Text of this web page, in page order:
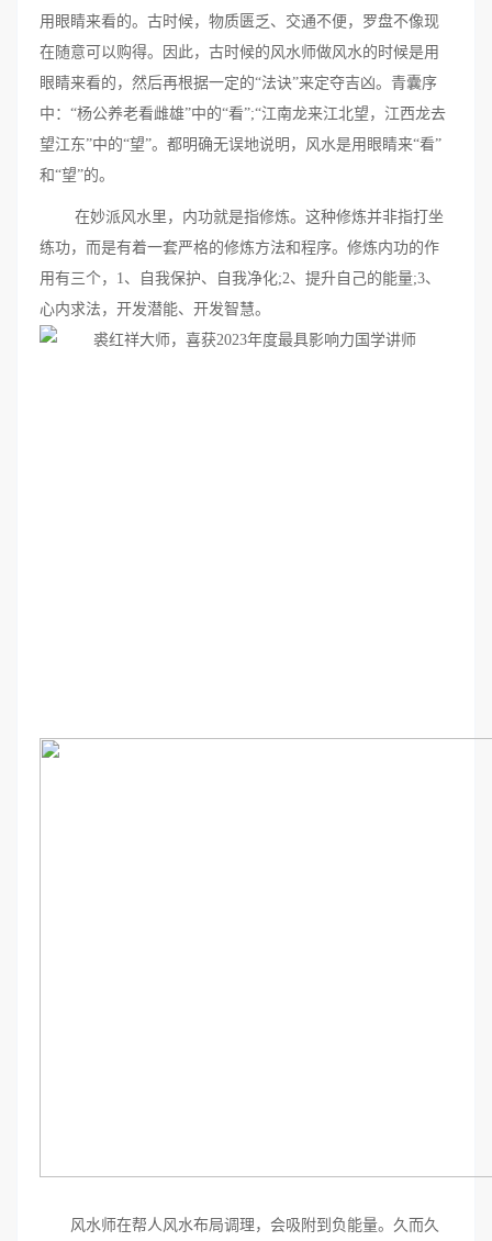
用眼睛来看的。古时候，物质匮乏、交通不便，罗盘不像现
在随意可以购得。因此，古时候的风水师做风水的时候是用
眼睛来看的，然后再根据一定的“法诀”来定夺吉凶。青囊序
中：“杨公养老看雌雄”中的“看”;“江南龙来江北望，江西龙去
望江东”中的“望”。都明确无误地说明，风水是用眼睛来“看”
和“望”的。
在妙派风水里，内功就是指修炼。这种修炼并非指打坐
练功，而是有着一套严格的修炼方法和程序。修炼内功的作
用有三个，1、自我保护、自我净化;2、提升自己的能量;3、
心内求法，开发潜能、开发智慧。
风水师在帮人风水布局调理，会吸附到负能量。久而久